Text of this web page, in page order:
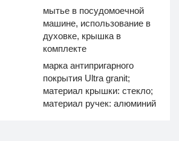
мытье в посудомоечной
машине, использование в
духовке, крышка в
комплекте
марка антипригарного
покрытия Ultra granit;
материал крышки: стекло;
материал ручек: алюминий